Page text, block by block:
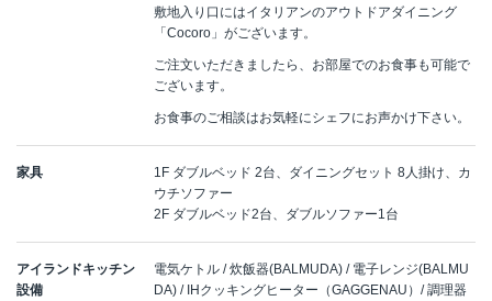
敷地入り口にはイタリアンのアウトドアダイニング
「Cocoro」がございます。
ご注文いただきましたら、お部屋でのお食事も可能で
ございます。
お食事のご相談はお気軽にシェフにお声かけ下さい。
家具
1F ダブルベッド 2台、ダイニングセット 8人掛け、カ
ウチソファー
2F ダブルベッド2台、ダブルソファー1台
アイランドキッチン
設備
電気ケトル / 炊飯器(BALMUDA) / 電子レンジ(BALMU
DA) / IHクッキングヒーター（GAGGENAU）/ 調理器